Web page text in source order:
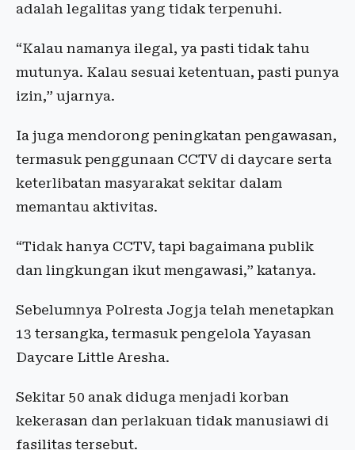
adalah legalitas yang tidak terpenuhi.
“Kalau namanya ilegal, ya pasti tidak tahu
mutunya. Kalau sesuai ketentuan, pasti punya
izin,” ujarnya.
Ia juga mendorong peningkatan pengawasan,
termasuk penggunaan CCTV di daycare serta
keterlibatan masyarakat sekitar dalam
memantau aktivitas.
“Tidak hanya CCTV, tapi bagaimana publik
dan lingkungan ikut mengawasi,” katanya.
Sebelumnya Polresta Jogja telah menetapkan
13 tersangka, termasuk pengelola Yayasan
Daycare Little Aresha.
Sekitar 50 anak diduga menjadi korban
kekerasan dan perlakuan tidak manusiawi di
fasilitas tersebut.